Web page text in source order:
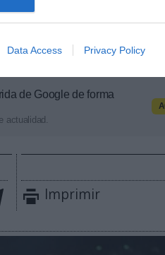
Data Access Privacy Policy
fútbol y baloncesto,
categorías de
Si quieres más
.
de Google de forma
actualidad.
Imprimir